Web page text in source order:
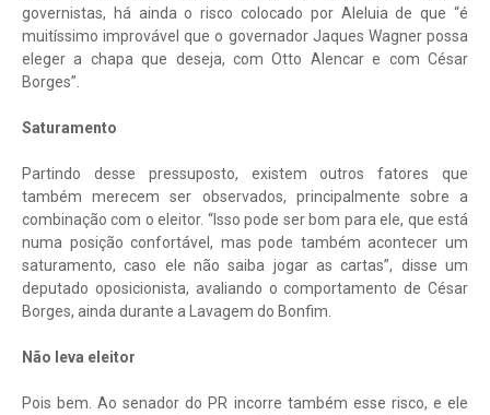
governistas, há ainda o risco colocado por Aleluia de que “é
muitíssimo improvável que o governador Jaques Wagner possa
eleger a chapa que deseja, com Otto Alencar e com César
Borges”.
Saturamento
Partindo desse pressuposto, existem outros fatores que
também merecem ser observados, principalmente sobre a
combinação com o eleitor. “Isso pode ser bom para ele, que está
numa posição confortável, mas pode também acontecer um
saturamento, caso ele não saiba jogar as cartas”, disse um
deputado oposicionista, avaliando o comportamento de César
Borges, ainda durante a Lavagem do Bonfim.
Não leva eleitor
Pois bem. Ao senador do PR incorre também esse risco, e ele